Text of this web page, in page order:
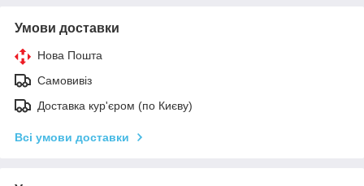
Умови доставки
Нова Пошта
Самовивіз
Доставка кур'єром (по Києву)
Всі умови доставки